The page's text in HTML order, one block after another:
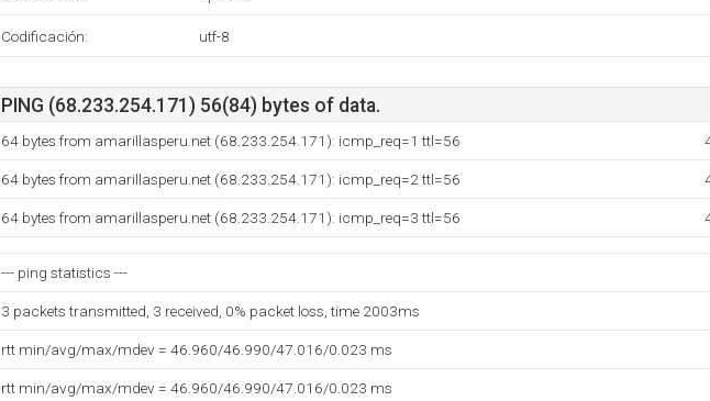
Codificación: utf-8
PING (68.233.254.171) 56(84) bytes of data.
64 bytes from amarillasperu.net (68.233.254.171): icmp_req=1 ttl=56
64 bytes from amarillasperu.net (68.233.254.171): icmp_req=2 ttl=56
64 bytes from amarillasperu.net (68.233.254.171): icmp_req=3 ttl=56
--- ping statistics ---
3 packets transmitted, 3 received, 0% packet loss, time 2003ms
rtt min/avg/max/mdev = 46.960/46.990/47.016/0.023 ms
rtt min/avg/max/mdev = 46.960/46.990/47.016/0.023 ms